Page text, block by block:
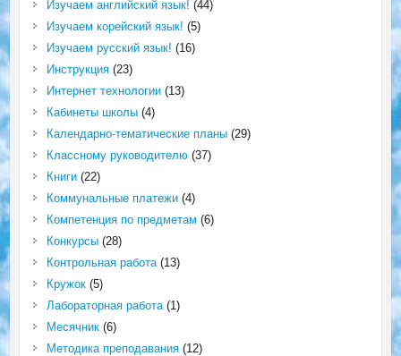
Изучаем английский язык! (44)
Изучаем корейский язык! (5)
Изучаем русский язык! (16)
Инструкция(23)
Интернет технологии(13)
Кабинеты школы(4)
Календарно-тематические планы(29)
Классному руководителю(37)
Книги(22)
Коммунальные платежи(4)
Компетенция по предметам (6)
Конкурсы(28)
Контрольная работа(13)
Кружок(5)
Лабораторная работа(1)
Месячник(6)
Методика преподавания(12)